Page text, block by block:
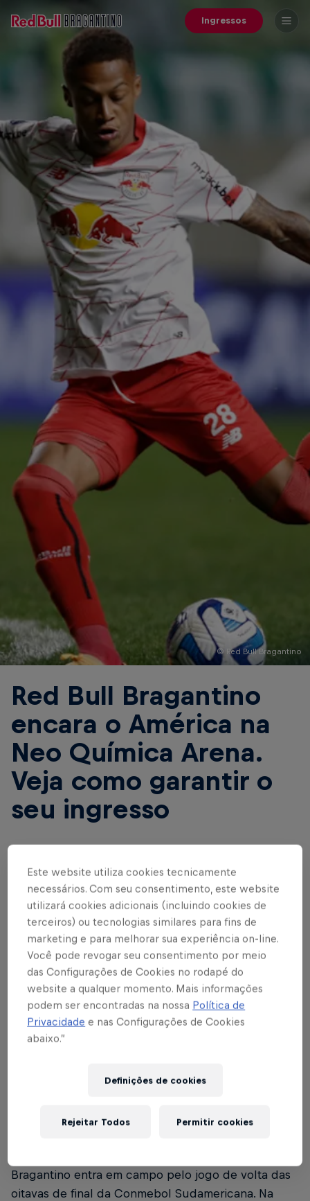
Ingressos
© Red Bull Bragantino
Red Bull Bragantino
encara o América na
Neo Química Arena.
Veja como garantir o
seu ingresso
4 min de leitura
Published on04.08.2023 · 15:24 UTC
Índice
Sócio-torcedor Red Bull Bragantino Experience
Venda de ingressos para o público geral (nas
bilheterias e outros pontos …
Humanitarian Esportes – Praça Raul Leme, 46
Bragantino entra em campo pelo jogo de volta das
oitavas de final da Conmebol Sudamericana. Na
Este website utiliza cookies tecnicamente
necessários. Com seu consentimento, este website
utilizará cookies adicionais (incluindo cookies de
terceiros) ou tecnologias similares para fins de
marketing e para melhorar sua experiência on-line.
Você pode revogar seu consentimento por meio
das Configurações de Cookies no rodapé do
website a qualquer momento. Mais informações
podem ser encontradas na nossa Política de
Privacidade e nas Configurações de Cookies
abaixo.”
Definições de cookies
Rejeitar Todos Permitir cookies